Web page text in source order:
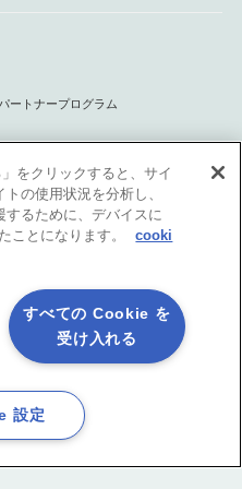
パートナープログラム
各社商標について
Corporation.
をクリックすると、サイ
の使用状況を分析し、
するために、デバイスに
ことになります。
cooki
すべての Cookie を
受け入れる
設定